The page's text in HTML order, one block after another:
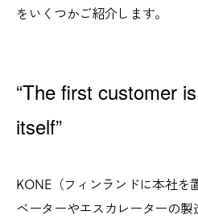
をいくつかご紹介します。
“The first customer
itself”
KONE（フィンランドに本社を
ベーターやエスカレーターの製